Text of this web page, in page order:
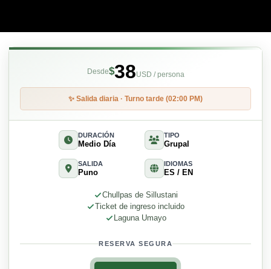
Desde$38USD / persona
✨ Salida diaria · Turno tarde (02:00 PM)
DURACIÓN
Medio Día
TIPO
Grupal
SALIDA
Puno
IDIOMAS
ES / EN
Chullpas de Sillustani
Ticket de ingreso incluido
Laguna Umayo
RESERVA SEGURA